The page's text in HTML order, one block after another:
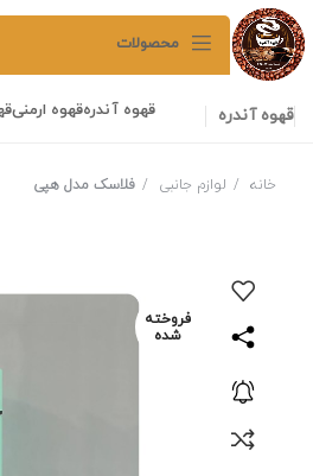
محصولات
قهوه آندره قهوه آندرهقهوه ارمنی
خانه لوازم جانبی فلاسک مدل هپی
فروخته
شده